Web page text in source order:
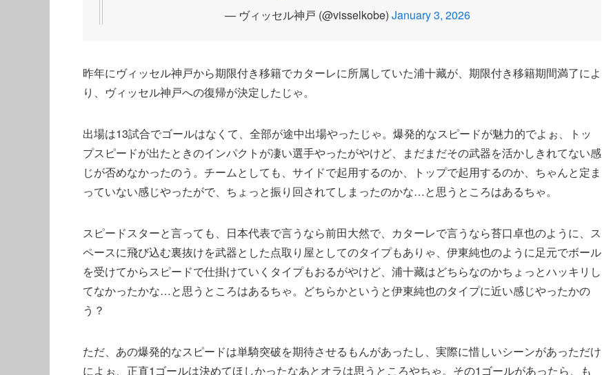
— ヴィッセル神戸 (@visselkobe) January 3, 2026
昨年にヴィッセル神戸から期限付き移籍でカターレに所属していた浦十藏が、期限付き移籍期間満了によ
り、ヴィッセル神戸への復帰が決定したじゃ。
出場は13試合でゴールはなくて、全部が途中出場やったじゃ。爆発的なスピードが魅力的でよぉ、トッ
プスピードが出たときのインパクトが凄い選手やったがやけど、まだまだその武器を活かしきれてない感
じが否めなかったのう。チームとしても、サイドで起用するのか、トップで起用するのか、ちゃんと定ま
っていない感じやったがで、ちょっと振り回されてしまったのかな…と思うところはあるちゃ。
スピードスターと言っても、日本代表で言うなら前田大然で、カターレで言うなら苔口卓也のように、ス
ペースに飛び込む裏抜けを武器とした点取り屋としてのタイプもありゃ、伊東純也のように足元でボール
を受けてからスピードで仕掛けていくタイプもおるがやけど、浦十藏はどちらなのかちょっとハッキリし
てなかったかな…と思うところはあるちゃ。どちらかというと伊東純也のタイプに近い感じやったかの
う？
ただ、あの爆発的なスピードは単騎突破を期待させるもんがあったし、実際に惜しいシーンがあっただけ
によぉ、正直1ゴールは決めてほしかったなあとオラは思うところやちゃ。その1ゴールがあったら、も